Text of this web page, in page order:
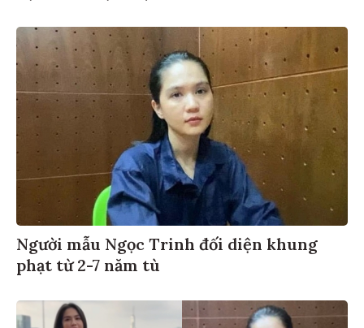
Người mẫu Ngọc Trinh đối diện khung
phạt từ 2-7 năm tù